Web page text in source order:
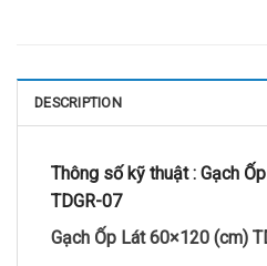
DESCRIPTION
Thông số kỹ thuật : Gạch
TDGR-07
Gạch Ốp Lát 60×120 (cm)